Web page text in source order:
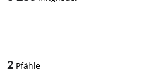
2 Pfähle